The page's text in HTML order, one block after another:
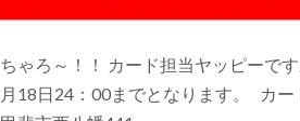
ちゃろ～！！ カード担当ヤッピーで
月18日24：00までとなります。 カ